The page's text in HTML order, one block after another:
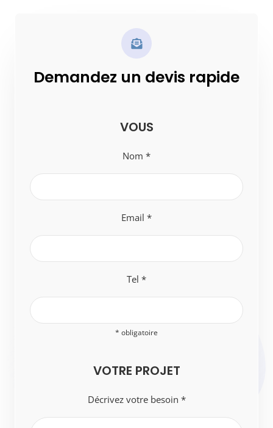
Demandez un devis rapide
VOUS
Nom *
Email *
Tel *
* obligatoire
VOTRE PROJET
Décrivez votre besoin *